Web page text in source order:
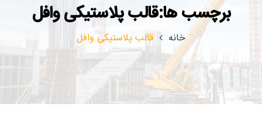
برچسب ها:قالب پلاستیکی وافل
خانه قالب پلاستیکی وافل